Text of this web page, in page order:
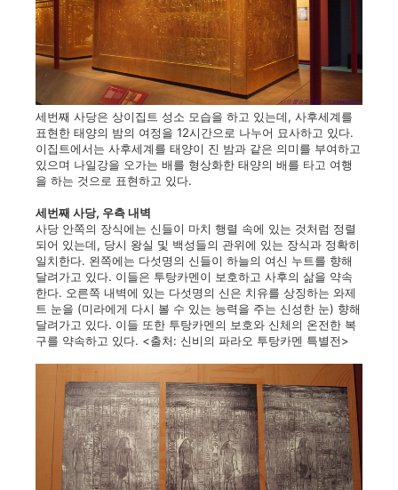
세번째 사당은 상이집트 성소 모습을 하고 있는데, 사후세계를
표현한 태양의 밤의 여정을 12시간으로 나누어 묘사하고 있다.
이집트에서는 사후세계를 태양이 진 밤과 같은 의미를 부여하고
있으며 나일강을 오가는 배를 형상화한 태양의 배를 타고 여행
을 하는 것으로 표현하고 있다.
세번째 사당, 우측 내벽
사당 안쪽의 장식에는 신들이 마치 행렬 속에 있는 것처럼 정렬
되어 있는데, 당시 왕실 및 백성들의 관위에 있는 장식과 정확히
일치한다. 왼쪽에는 다섯명의 신들이 하늘의 여신 누트를 향해
달려가고 있다. 이들은 투탕카멘이 보호하고 사후의 삶을 약속
한다. 오른쪽 내벽에 있는 다섯명의 신은 치유를 상징하는 와제
트 눈을 (미라에게 다시 볼 수 있는 능력을 주는 신성한 눈) 향해
달려가고 있다. 이들 또한 투탕카멘의 보호와 신체의 온전한 복
구를 약속하고 있다. <출처: 신비의 파라오 투탕카멘 특별전>